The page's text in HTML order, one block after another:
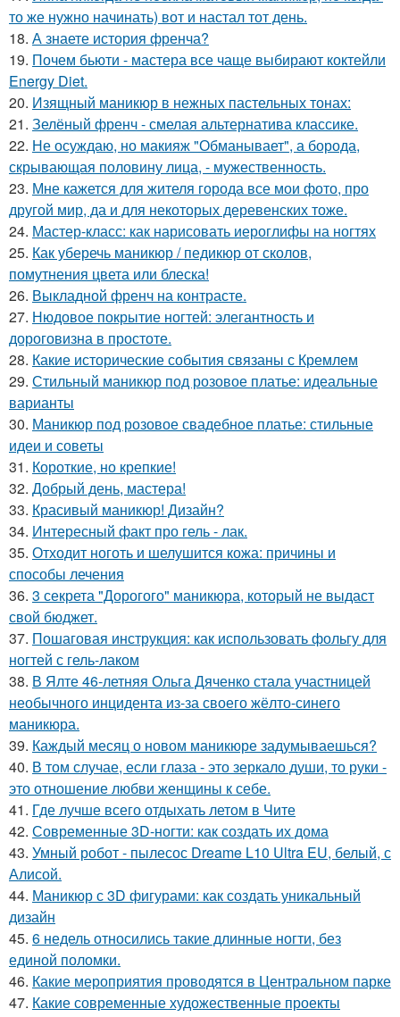
то же нужно начинать) вот и настал тот день.
18. А знаете история френча?
19. Почем бьюти - мастера все чаще выбирают коктейли
Energy Diet.
20. Изящный маникюр в нежных пастельных тонах:
21. Зелёный френч - смелая альтернатива классике.
22. Не осуждаю, но макияж "Обманывает", а борода,
скрывающая половину лица, - мужественность.
23. Мне кажется для жителя города все мои фото, про
другой мир, да и для некоторых деревенских тоже.
24. Мастер-класс: как нарисовать иероглифы на ногтях
25. Как уберечь маникюр / педикюр от сколов,
помутнения цвета или блеска!
26. Выкладной френч на контрасте.
27. Нюдовое покрытие ногтей: элегантность и
дороговизна в простоте.
28. Какие исторические события связаны с Кремлем
29. Стильный маникюр под розовое платье: идеальные
варианты
30. Маникюр под розовое свадебное платье: стильные
идеи и советы
31. Короткие, но крепкие!
32. Добрый день, мастера!
33. Красивый маникюр! Дизайн?
34. Интересный факт про гель - лак.
35. Отходит ноготь и шелушится кожа: причины и
способы лечения
36. 3 секрета "Дорогого" маникюра, который не выдаст
свой бюджет.
37. Пошаговая инструкция: как использовать фольгу для
ногтей с гель-лаком
38. В Ялте 46-летняя Ольга Дяченко стала участницей
необычного инцидента из-за своего жёлто-синего
маникюра.
39. Каждый месяц о новом маникюре задумываешься?
40. В том случае, если глаза - это зеркало души, то руки -
это отношение любви женщины к себе.
41. Где лучше всего отдыхать летом в Чите
42. Современные 3D-ногти: как создать их дома
43. Умный робот - пылесос Dreame L10 Ultra EU, белый, с
Алисой.
44. Маникюр с 3D фигурами: как создать уникальный
дизайн
45. 6 недель относились такие длинные ногти, без
единой поломки.
46. Какие мероприятия проводятся в Центральном парке
47. Какие современные художественные проекты